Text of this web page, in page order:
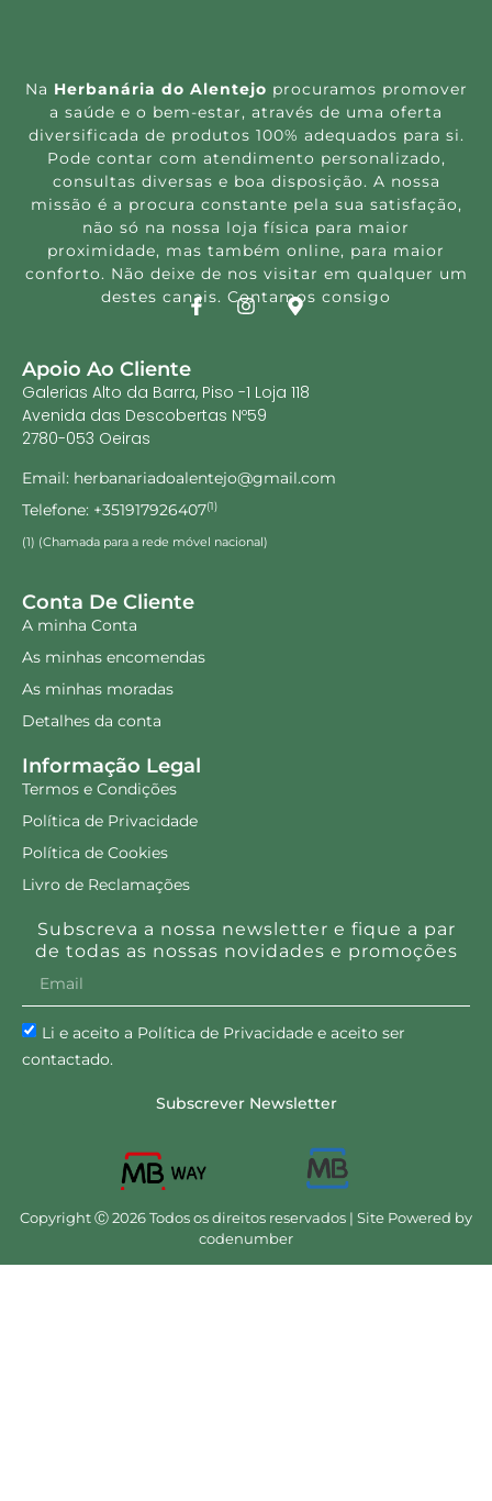
Na Herbanária do Alentejo procuramos promover
a saúde e o bem-estar, através de uma oferta
diversificada de produtos 100% adequados para si.
Pode contar com atendimento personalizado,
consultas diversas e boa disposição. A nossa
missão é a procura constante pela sua satisfação,
não só na nossa loja física para maior
proximidade, mas também online, para maior
conforto. Não deixe de nos visitar em qualquer um
destes canais. Contamos consigo
Apoio Ao Cliente
Galerias Alto da Barra, Piso -1 Loja 118
Avenida das Descobertas Nº59
2780-053 Oeiras
Email: herbanariadoalentejo@gmail.com
Telefone: +351917926407(1)
(1) (Chamada para a rede móvel nacional)
Conta De Cliente
A minha Conta
As minhas encomendas
As minhas moradas
Detalhes da conta
Informação Legal
Termos e Condições
Política de Privacidade
Política de Cookies
Livro de Reclamações
Subscreva a nossa newsletter e fique a par
de todas as nossas novidades e promoções
Li e aceito a Política de Privacidade e aceito ser
contactado.
Subscrever Newsletter
Copyright Ⓒ 2026 Todos os direitos reservados | Site Powered by
codenumber